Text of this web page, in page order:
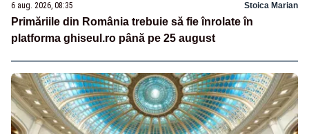
6 aug. 2026, 08:35 Stoica Marian
Primăriile din România trebuie să fie înrolate în
platforma ghiseul.ro până pe 25 august